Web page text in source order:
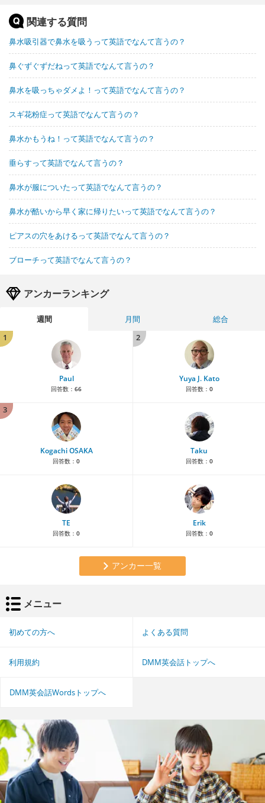
関連する質問
鼻水吸引器で鼻水を吸うって英語でなんて言うの？
鼻ぐずぐずだねって英語でなんて言うの？
鼻水を吸っちゃダメよ！って英語でなんて言うの？
スギ花粉症って英語でなんて言うの？
鼻水かもうね！って英語でなんて言うの？
垂らすって英語でなんて言うの？
鼻水が服についたって英語でなんて言うの？
鼻水が酷いから早く家に帰りたいって英語でなんて言うの？
ピアスの穴をあけるって英語でなんて言うの？
ブローチって英語でなんて言うの？
アンカーランキング
週間 月間
総合
1
Paul
回答数： 66
2
Yuya J. Kato
回答数： 0
3
Kogachi OSAKA
回答数： 0
Taku
回答数： 0
TE
回答数： 0
Erik
回答数： 0
アンカー一覧
メニュー
初めての方へ よくある質問
利用規約 DMM英会話トップへ
DMM英会話Wordsトップへ